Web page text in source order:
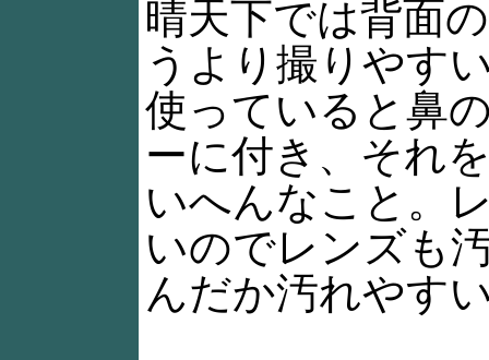
晴天下では背面
うより撮りやす
使っていると鼻
ーに付き、それ
いへんなこと。
いのでレンズも
んだか汚れやす